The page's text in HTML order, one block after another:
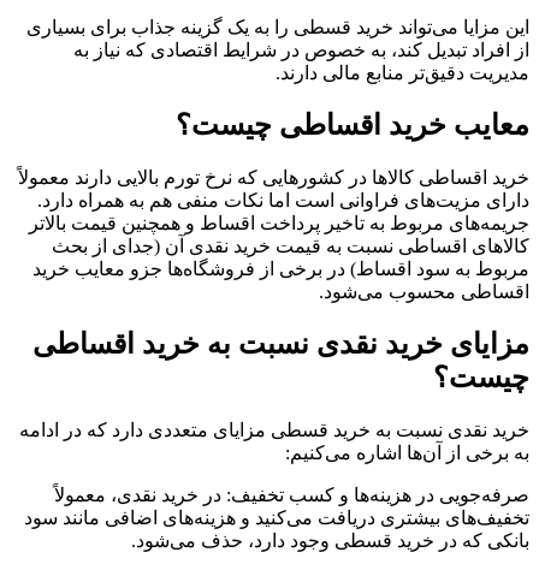
این مزایا می‌تواند خرید قسطی را به یک گزینه جذاب برای بسیاری
از افراد تبدیل کند، به خصوص در شرایط اقتصادی که نیاز به
مدیریت دقیق‌تر منابع مالی دارند.
معایب خرید اقساطی چیست؟
خرید اقساطی کالاها در کشورهایی که نرخ تورم بالایی دارند معمولاً
دارای مزیت‌های فراوانی است اما نکات منفی هم به همراه دارد.
جریمه‌های مربوط به تاخیر پرداخت اقساط و همچنین قیمت بالاتر
کالاهای اقساطی نسبت به قیمت خرید نقدی آن (جدای از بحث
مربوط به سود اقساط) در برخی از فروشگاه‌ها جزو معایب خرید
اقساطی محسوب می‌شود.
مزایای خرید نقدی نسبت به خرید اقساطی
چیست؟
خرید نقدی نسبت به خرید قسطی مزایای متعددی دارد که در ادامه
به برخی از آن‌ها اشاره می‌کنیم:
صرفه‌جویی در هزینه‌ها و کسب تخفیف: در خرید نقدی، معمولاً
تخفیف‌های بیشتری دریافت می‌کنید و هزینه‌های اضافی مانند سود
بانکی که در خرید قسطی وجود دارد، حذف می‌شود.